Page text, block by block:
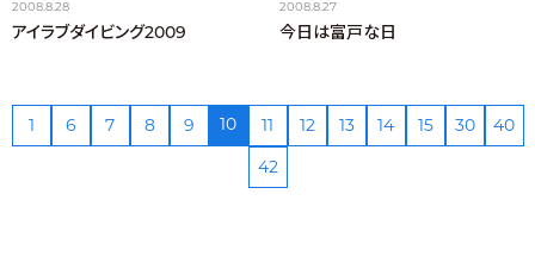
2008.8.28
アイラブダイビング2009
2008.8.27
今日は富戸な日
1 6 7 8 9 10 11 12 13 14 15 30
40
42